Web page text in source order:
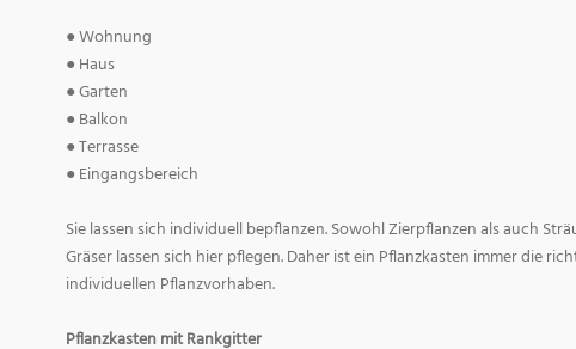
● Wohnung
● Haus
● Garten
● Balkon
● Terrasse
● Eingangsbereich
Sie lassen sich individuell bepflanzen. Sowohl Zierpflanzen als auch
Gräser lassen sich hier pflegen. Daher ist ein Pflanzkasten immer die
individuellen Pflanzvorhaben.
Pflanzkasten mit Rankgitter